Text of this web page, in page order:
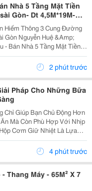
Nhà 5 Tầng Mặt Tiền
Gòn- Dt 4,5M*19M-
Nhà Bitexco Đ.hải
Hiếm Thông 3 Cung Đường
Gòn Nguyễn Huệ &Amp;
- Bán Nhà 5 Tầng Mặt Tiền
Đ.hàm Nghi, P.sài Gòn -
093.867.6685 Giang Giang - Diện Tích: 70M2 - Ngang...
2 phút trước
Pháp Cho Những Bữa
Chỉ Giúp Bạn Chủ Động Hơn
Mà Còn Phù Hợp Với Nhịp
Cơm Giữ Nhiệt Là Lựa
Sinh, Sinh Viên, Nhân
Người Thường Xuyên Di
4 phút trước
Thang Máy - 65M² X 7